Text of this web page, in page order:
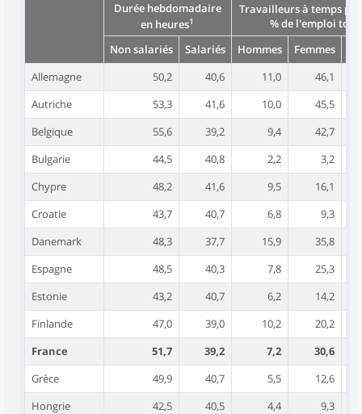
Durée hebdomadaire
en heures1
Travailleurs à temps
% de l'emploi total
Non salariés
Salariés Hommes Femmes
Allemagne
50,2 40,6 11,0
46,1
Autriche
53,3 41,6 10,0
45,5
Belgique
55,6 39,2 9,4
42,7
Bulgarie
44,5 40,8 2,2
3,2
Chypre
48,2 41,6 9,5
16,1
Croatie
43,7 40,7 6,8
9,3
Danemark
48,3 37,7 15,9
35,8
Espagne
48,5 40,3 7,8
25,3
Estonie
43,2 40,7 6,2
14,2
Finlande
47,0 39,0 10,2
20,2
France
51,7 39,2 7,2
30,6
Grèce
49,9 40,7 5,5
12,6
Hongrie
42,5 40,5 4,4 9,3